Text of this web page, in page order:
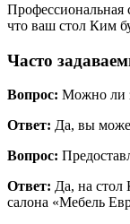
Профессиональная
что ваш стол Ким
Часто
Вопрос: Можно ли
Ответ: Да, вы
Вопрос:
Ответ: Да, на стол
салона «Мебель